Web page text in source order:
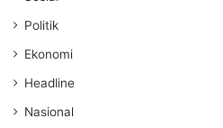
Politik
Ekonomi
Headline
Nasional